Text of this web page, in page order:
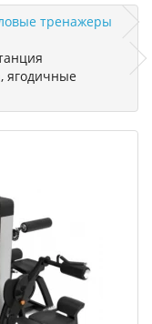
тренажеры
ягодичные